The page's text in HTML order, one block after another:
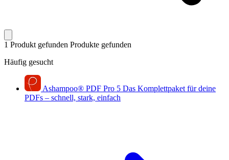
1 Produkt gefunden Produkte gefunden
Häufig gesucht
Ashampoo® PDF Pro 5 Das Komplettpaket für deine
PDFs – schnell, stark, einfach